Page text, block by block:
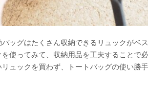
ッグはたくさん収納できるリュックがベ
使ってみて、収納用品を工夫することで
ュックを買わず、トートバッグの使い勝